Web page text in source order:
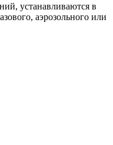
устанавливаются в
аэрозольного или